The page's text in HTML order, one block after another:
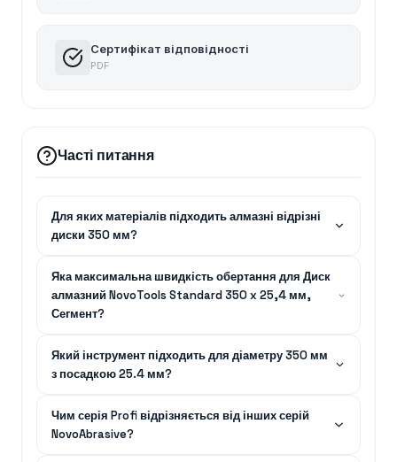
Сертифікат відповідності
PDF
Часті питання
Для яких матеріалів підходить алмазні відрізні
диски 350 мм?
Яка максимальна швидкість обертання для Диск
алмазний NovoTools Standard 350 x 25,4 мм,
Сегмент?
Який інструмент підходить для діаметру 350 мм
з посадкою 25.4 мм?
Чим серія Profi відрізняється від інших серій
NovoAbrasive?